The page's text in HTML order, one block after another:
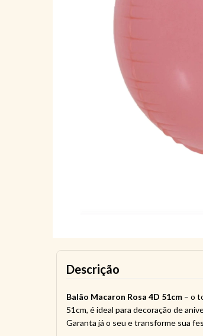
Descrição
Balão Macaron Rosa 4D 51cm – o
51cm, é ideal para decoração de
Garanta já o seu e transforme sua